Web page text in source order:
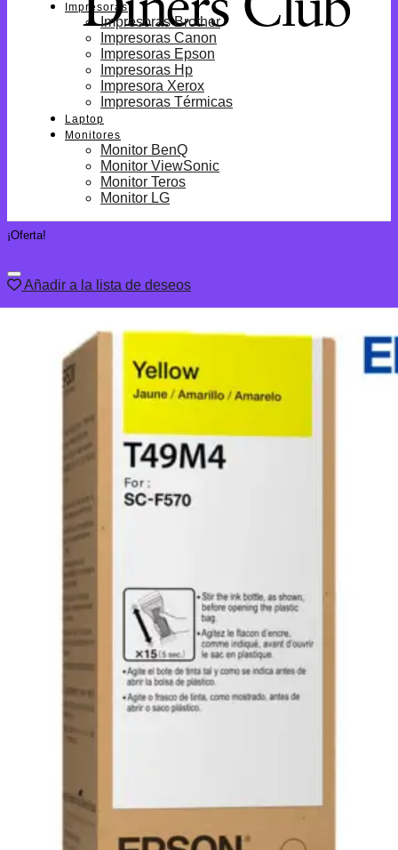
Impresoras
Impresoras Brother
Impresoras Canon
Impresoras Epson
Impresoras Hp
Impresora Xerox
Impresoras Térmicas
Laptop
Monitores
Monitor BenQ
Monitor ViewSonic
Monitor Teros
Monitor LG
¡Oferta!
Añadir a la lista de deseos